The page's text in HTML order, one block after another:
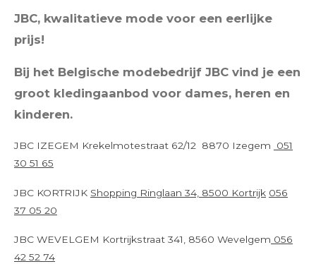
JBC, kwalitatieve mode voor een eerlijke
prijs!
Bij het Belgische modebedrijf JBC vind je een
groot kledingaanbod voor dames, heren en
kinderen.
JBC IZEGEM Krekelmotestraat 62/12 8870 Izegem
051
30 51 65
JBC KORTRIJK Shopping Ringlaan 34, 8500 Kortrijk 056
37 05 20
JBC WEVELGEM Kortrijkstraat 341, 8560 Wevelgem 056
42 52 74